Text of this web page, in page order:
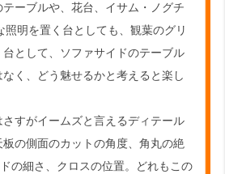
ーブルや、花台、イサム・ノグチ
明を置く台としても、観葉のグリ
として、ソファサイドのテーブル
く、どう魅せるかと考えると楽し
すがイームズと言えるディテール
の側面のカットの角度、角丸の絶
の細さ、クロスの位置。どれもこの